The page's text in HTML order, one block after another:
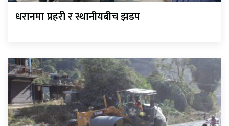
धरानमा प्रहरी र स्थानीयबीच झडप